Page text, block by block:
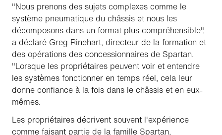
"Nous prenons des sujets complexes comme le
système pneumatique du châssis et nous les
décomposons dans un format plus compréhensible",
a déclaré Greg Rinehart, directeur de la formation et
des opérations des concessionnaires de Spartan.
"Lorsque les propriétaires peuvent voir et entendre
les systèmes fonctionner en temps réel, cela leur
donne confiance à la fois dans le châssis et en eux-
mêmes.
Les propriétaires décrivent souvent l'expérience
comme faisant partie de la famille Spartan,